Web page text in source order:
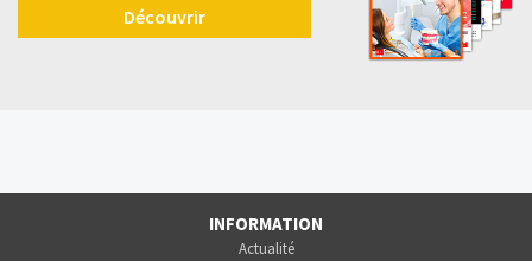
Découvrir
INFORMATION
Actualité